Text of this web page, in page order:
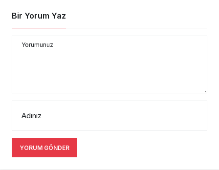
Bir Yorum Yaz
Yorumunuz
Adınız
YORUM GÖNDER